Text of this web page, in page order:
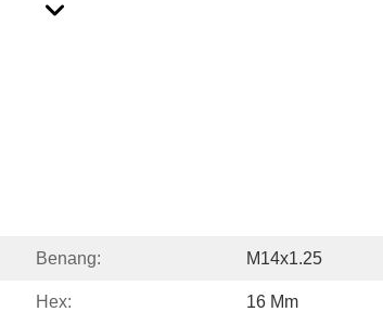
Benang: M14x1.25
Hex: 16 Mm